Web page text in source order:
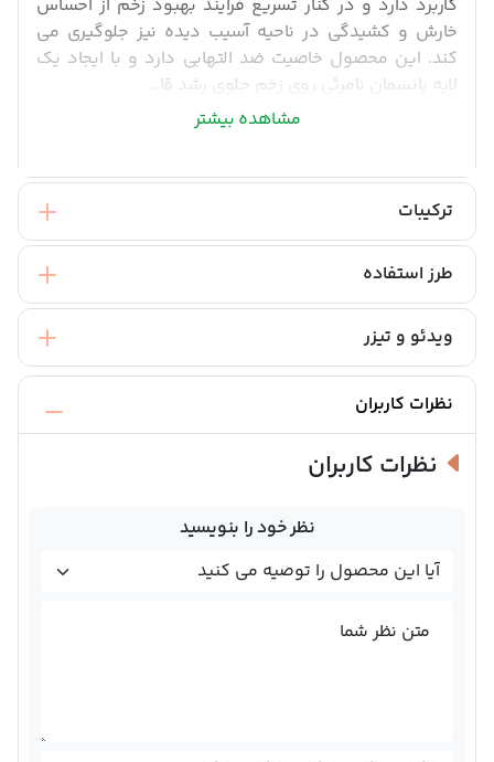
کاربرد دارد و در کنار تسریع فرایند بهبود زخم از احساس
خارش و کشیدگی در ناحیه آسیب دیده نیز جلوگیری می
کند. این محصول خاصیت ضد التهابی دارد و با ایجاد یک
لایه پانسمان نامرئی روی زخم جلوی رشد قا...
مشاهده بیشتر
ترکیبات
طرز استفاده
ویدئو و تیزر
نظرات کاربران
نظرات کاربران
نظر خود را بنویسید
متن نظر شما